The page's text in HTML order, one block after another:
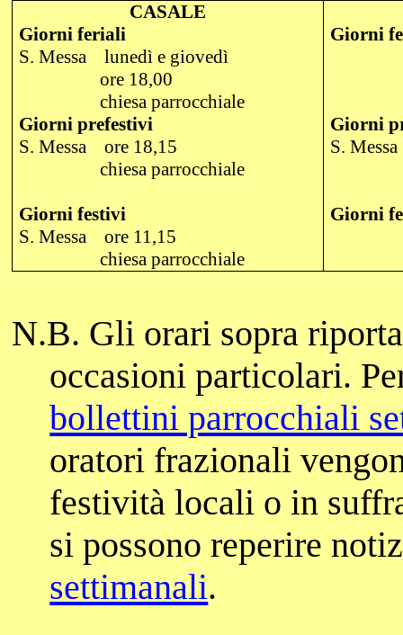
CASALE
Giorni feriali
Giorni
S. Messa
lunedì e giovedì
ore 18,00
chiesa parrocchiale
Giorni prefestivi
Giorni
S. Messa
ore 18,15
chiesa parrocchiale
S. Messa
Giorni festivi
Giorni
S. Messa
ore 11,15
chiesa parrocchiale
N.B. Gli orari sopra
occasioni particolari.
bollettini parrocchiali
oratori frazionali
festività locali o in
si possono reperire
settimanali.